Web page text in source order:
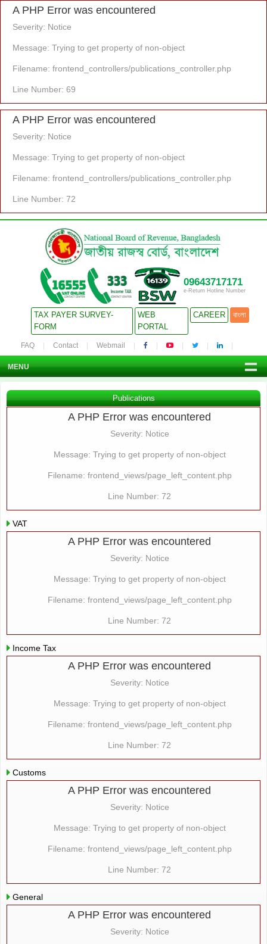
A PHP Error was encountered
Severity: Notice
Message: Trying to get property of non-object
Filename: frontend_controllers/publications_controller.php
Line Number: 69
A PHP Error was encountered
Severity: Notice
Message: Trying to get property of non-object
Filename: frontend_controllers/publications_controller.php
Line Number: 72
09643717171
e-Return Hotline Number
TAX PAYER SURVEY-
FORM
WEB
PORTAL
CAREER বাংলা
FAQ Contact Webmail
MENU
Publications
A PHP Error was encountered
Severity: Notice
Message: Trying to get property of non-object
Filename: frontend_views/page_left_content.php
Line Number: 72
VAT
A PHP Error was encountered
Severity: Notice
Message: Trying to get property of non-object
Filename: frontend_views/page_left_content.php
Line Number: 72
Income Tax
A PHP Error was encountered
Severity: Notice
Message: Trying to get property of non-object
Filename: frontend_views/page_left_content.php
Line Number: 72
Customs
A PHP Error was encountered
Severity: Notice
Message: Trying to get property of non-object
Filename: frontend_views/page_left_content.php
Line Number: 72
General
A PHP Error was encountered
Severity: Notice